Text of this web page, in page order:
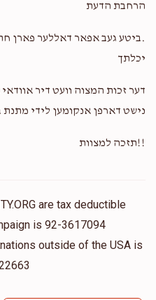
הרחבת הדעת
.ביטע געב אפאר דאללער פארן
יכלתך
דער זכות המצוה וועט דיר
נישט דארפן אנקומען לידי מתנת
!!תזכה למצוות
are tax deductible
is 92-3617094
outside of the USA is